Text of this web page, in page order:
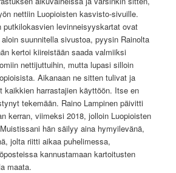
nettiin Luopioisten kasvisto-sivuille.
putkilokasvien levinneisyyskartat ovat
suunnitella sivustoa, pyysin Rainolta
kertoi kiireistään saada valmiiksi
nettijuttuihin, mutta lupasi silloin
Aikanaan ne sitten tulivat ja
kaikkien harrastajien käyttöön. Itse en
tekemään. Raino Lampinen päivitti
kerran, viimeksi 2018, jolloin Luopioisten
hän säilyy aina hymyilevänä,
jolta riitti aikaa puhelimessa,
kannustamaan kartoitusten
maata.